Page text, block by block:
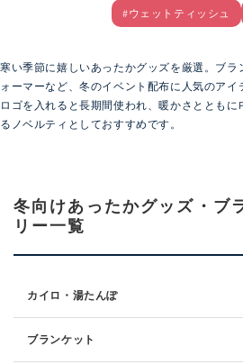
#ウェットティッシュ
寒い季節に嬉しいあったかグッズを厳選。ブラ
ォーマーなど、冬のイベント配布に人気のア
ロゴを入れると長期間使われ、暖かさとともに
るノベルティとしておすすめです。
冬向けあったかグッズ・ブ
リー一覧
カイロ・湯たんぽ
ブランケット